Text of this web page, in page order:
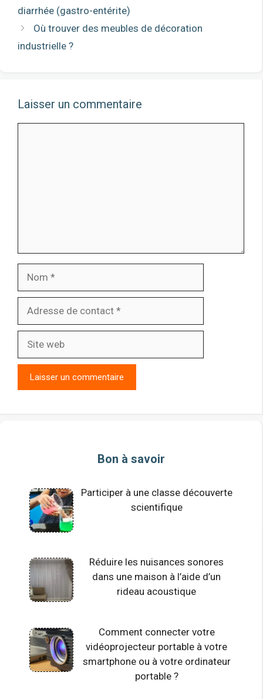
diarrhée (gastro-entérite)
Où trouver des meubles de décoration
industrielle ?
Laisser un commentaire
contact
Bon à savoir
Participer à une classe découverte
scientifique
Réduire les nuisances sonores
dans une maison à l’aide d’un
rideau acoustique
Comment connecter votre
vidéoprojecteur portable à votre
smartphone ou à votre ordinateur
portable ?